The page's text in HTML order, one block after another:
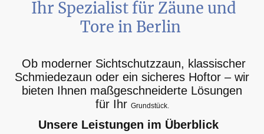
Ihr Spezialist für Zäune und
Tore in Berlin
Ob moderner Sichtschutzzaun, klassischer
Schmiedezaun oder ein sicheres Hoftor – wir
bieten Ihnen maßgeschneiderte Lösungen
für Ihr Grundstück.
Unsere Leistungen im Überblick